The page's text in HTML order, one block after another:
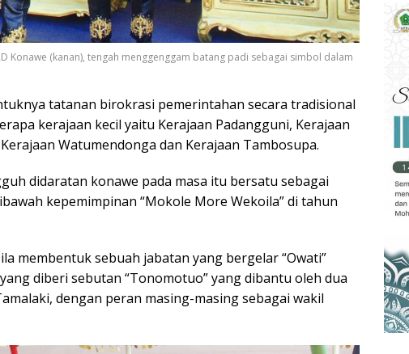
Konawe (kanan), tengah menggenggam batang padi sebagai simbol dalam
tatanan birokrasi pemerintahan secara tradisional
kerajaan kecil yaitu Kerajaan Padangguni, Kerajaan
Watumendonga dan Kerajaan Tambosupa.
didaratan konawe pada masa itu bersatu sebagai
kepemimpinan “Mokole More Wekoila” di tahun
membentuk sebuah jabatan yang bergelar “Owati”
diberi sebutan “Tonomotuo” yang dibantu oleh dua
dengan peran masing-masing sebagai wakil